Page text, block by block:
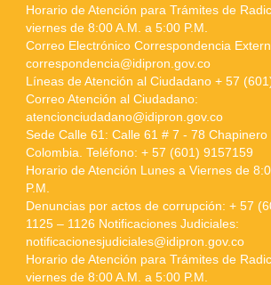
Horario de Atención para Trámites de
viernes de 8:00 A.M. a 5:00 P.M.
Correo Electrónico Correspondencia
correspondencia@idipron.gov.co
Líneas de Atención al Ciudadano + 57
Correo Atención al Ciudadano:
atencionciudadano@idipron.gov.co
Sede Calle 61: Calle 61 # 7 - 78 Chapinero
Colombia. Teléfono: + 57 (601) 9157159
Horario de Atención Lunes a Viernes de
P.M.
Denuncias por actos de corrupción: + 57
1125 – 1126 Notificaciones Judiciales:
notificacionesjudiciales@idipron.gov.co
Horario de Atención para Trámites de
viernes de 8:00 A.M. a 5:00 P.M.